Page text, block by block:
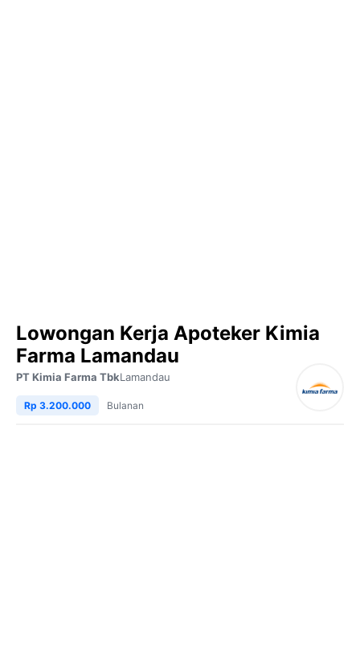
Lowongan Kerja Apoteker Kimia
Farma Lamandau
PT Kimia Farma TbkLamandau
Rp 3.200.000 Bulanan